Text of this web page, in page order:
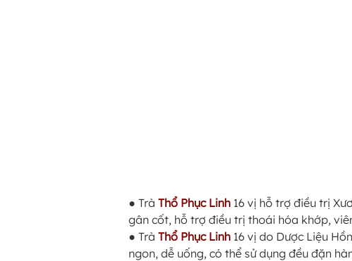
● Trà Thổ Phục Linh 16 vị hỗ trợ điều trị
gân cốt, hỗ trợ điều trị thoái hóa khớp,
● Trà Thổ Phục Linh 16 vị do Dược Liệu
ngon, dễ uống, có thể sử dụng đều đặn